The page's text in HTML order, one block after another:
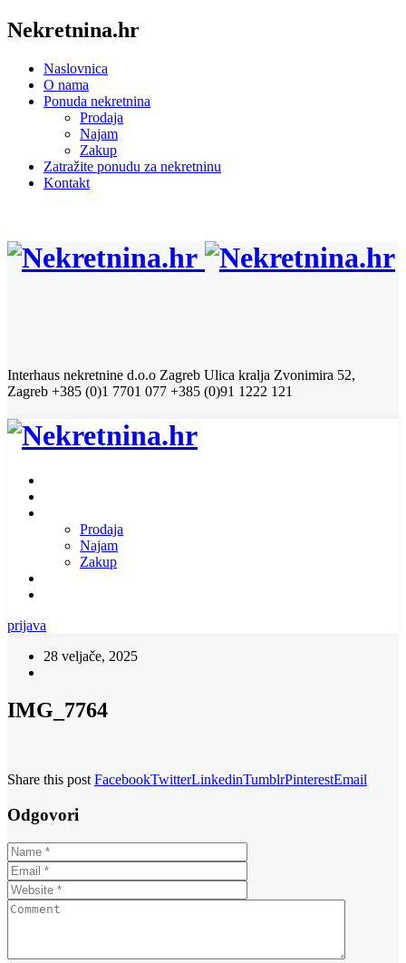
Nekretnina.hr
Naslovnica
O nama
Ponuda nekretnina
Prodaja
Najam
Zakup
Zatražite ponudu za nekretninu
Kontakt
Interhaus nekretnine d.o.o Zagreb Ulica kralja Zvonimira 52,
Zagreb +385 (0)1 7701 077 +385 (0)91 1222 121
Prodaja
Najam
Zakup
prijava
28 veljače, 2025
IMG_7764
Share this post FacebookTwitterLinkedinTumblrPinterestEmail
Odgovori